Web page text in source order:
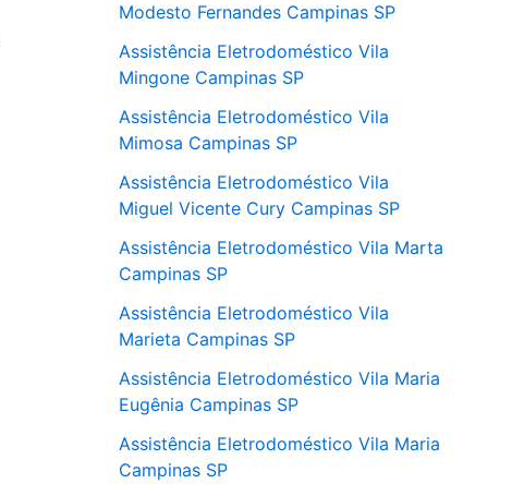
Modesto Fernandes Campinas SP
Assistência Eletrodoméstico Vila
Mingone Campinas SP
Assistência Eletrodoméstico Vila
Mimosa Campinas SP
Assistência Eletrodoméstico Vila
Miguel Vicente Cury Campinas SP
Assistência Eletrodoméstico Vila Marta
Campinas SP
Assistência Eletrodoméstico Vila
Marieta Campinas SP
Assistência Eletrodoméstico Vila Maria
Eugênia Campinas SP
Assistência Eletrodoméstico Vila Maria
Campinas SP